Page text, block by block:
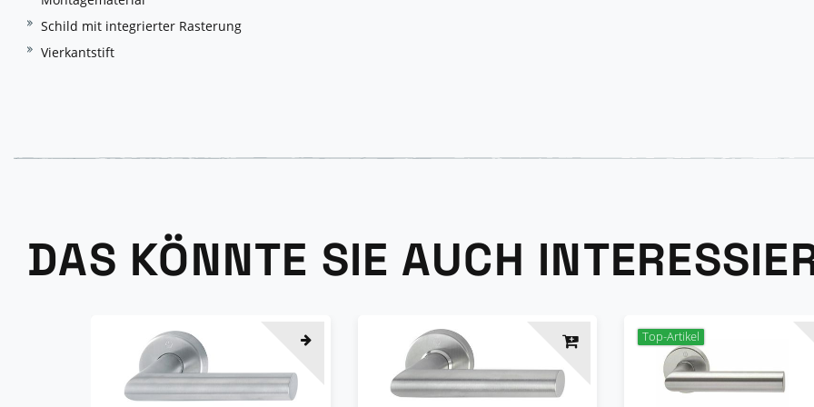
Schild mit integrierter Rasterung
Vierkantstift
DAS KÖNNTE SIE AUCH
Top-Artikel